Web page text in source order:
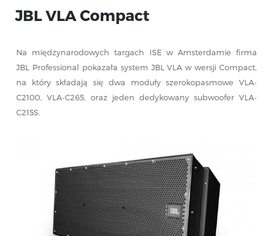
JBL VLA Compact
Na międzynarodowych targach ISE w Amsterdamie firma
JBL Professional pokazała system JBL VLA w wersji Compact,
na który składają się dwa moduły szerokopasmowe VLA-
C2100, VLA-C265, oraz jeden dedykowany subwoofer VLA-
C215S.